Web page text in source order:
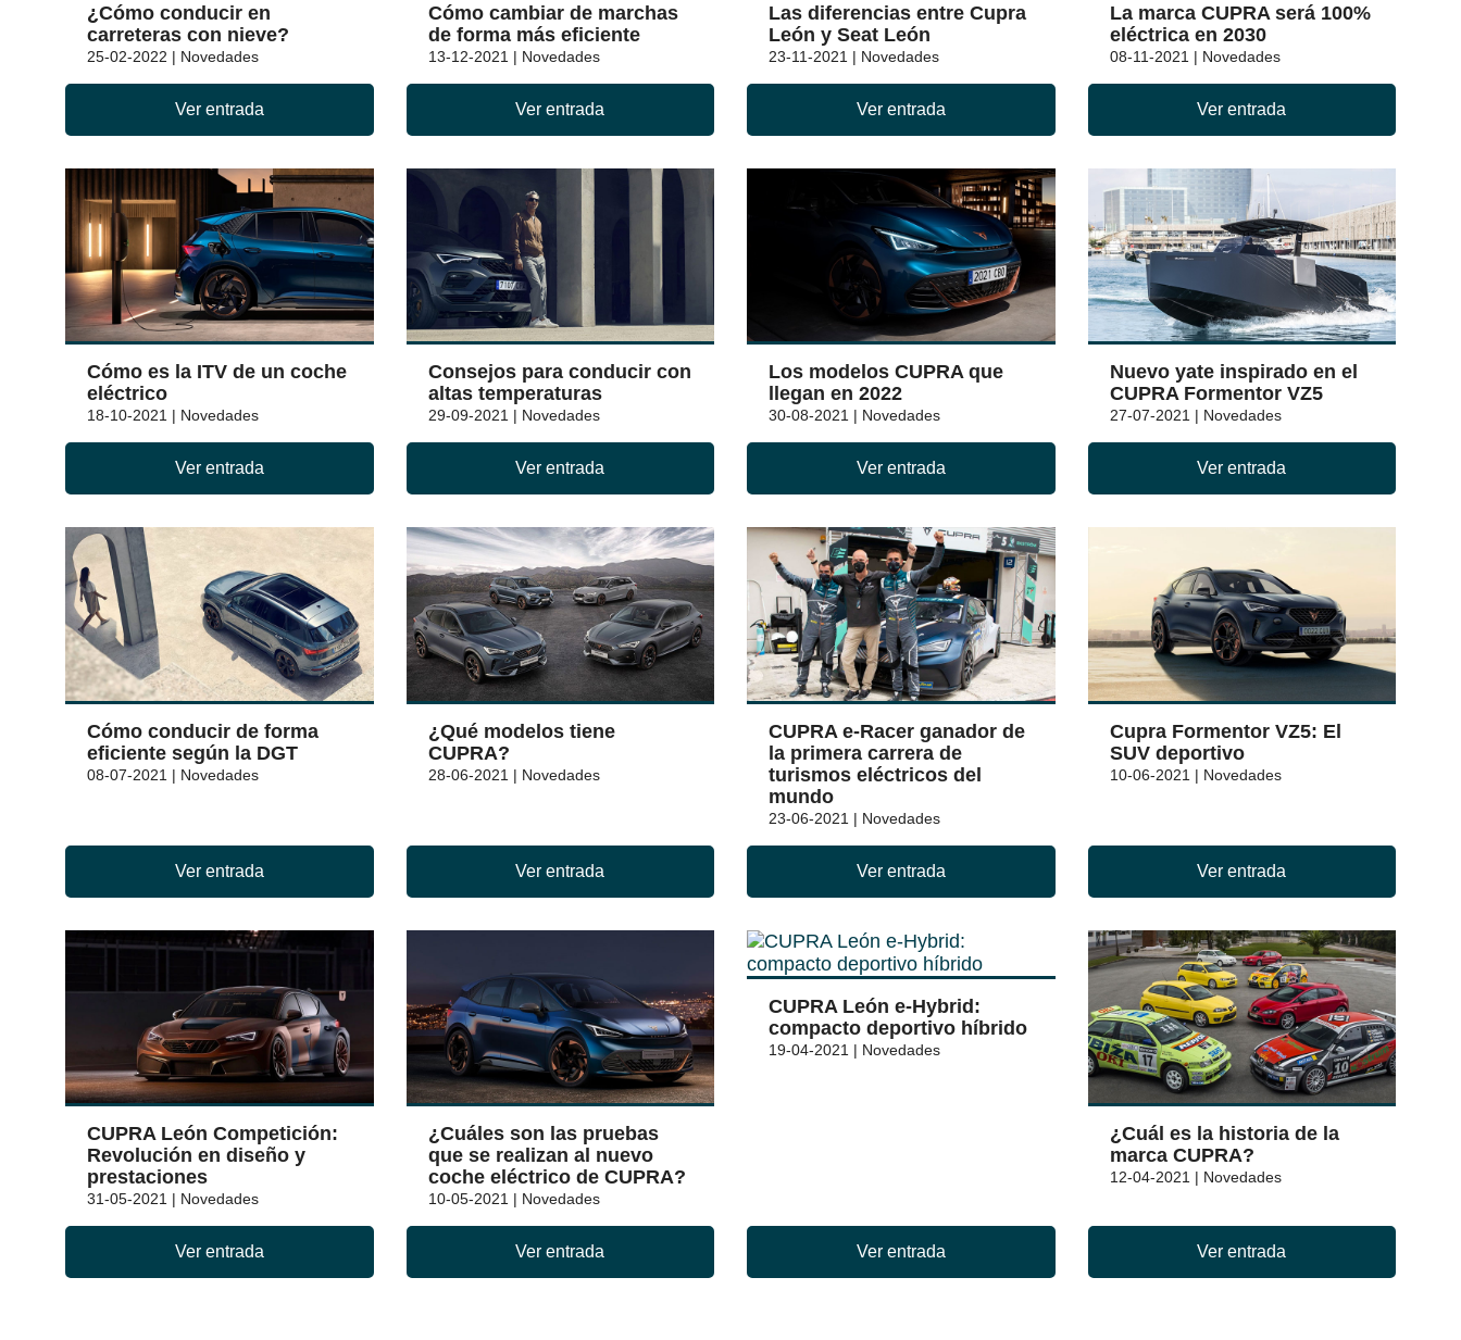
¿Cómo conducir en
carreteras con nieve?
25-02-2022 | Novedades
Ver entrada
Cómo cambiar de marchas
de forma más eficiente
13-12-2021 | Novedades
Ver entrada
Las diferencias entre Cupra
León y Seat León
23-11-2021 | Novedades
Ver entrada
La marca CUPRA será 100%
eléctrica en 2030
08-11-2021 | Novedades
Ver entrada
Cómo es la ITV de un coche
eléctrico
18-10-2021 | Novedades
Ver entrada
Consejos para conducir con
altas temperaturas
29-09-2021 | Novedades
Ver entrada
Los modelos CUPRA que
llegan en 2022
30-08-2021 | Novedades
Ver entrada
Nuevo yate inspirado en el
CUPRA Formentor VZ5
27-07-2021 | Novedades
Ver entrada
Cómo conducir de forma
eficiente según la DGT
08-07-2021 | Novedades
Ver entrada
¿Qué modelos tiene
CUPRA?
28-06-2021 | Novedades
Ver entrada
CUPRA e-Racer ganador de
la primera carrera de
turismos eléctricos del
mundo
23-06-2021 | Novedades
Ver entrada
Cupra Formentor VZ5: El
SUV deportivo
10-06-2021 | Novedades
Ver entrada
CUPRA León Competición:
Revolución en diseño y
prestaciones
31-05-2021 | Novedades
Ver entrada
¿Cuáles son las pruebas
que se realizan al nuevo
coche eléctrico de CUPRA?
10-05-2021 | Novedades
Ver entrada
CUPRA León e-Hybrid:
compacto deportivo híbrido
19-04-2021 | Novedades
Ver entrada
¿Cuál es la historia de la
marca CUPRA?
12-04-2021 | Novedades
Ver entrada